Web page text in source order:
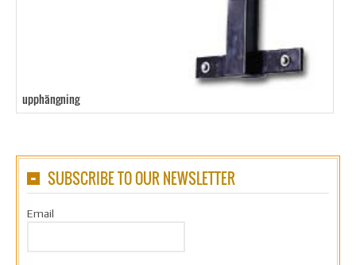
upphängning
SUBSCRIBE TO OUR NEWSLETTER
Email